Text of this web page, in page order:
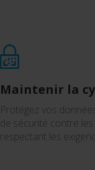
Maintenir la
Protégez vos
de sécurité contre
respectant les